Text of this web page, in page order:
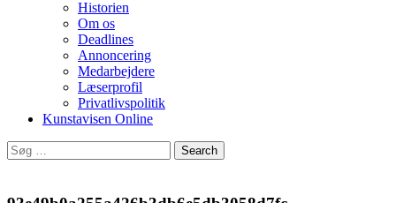
Historien
Om os
Deadlines
Annoncering
Medarbejdere
Læserprofil
Privatlivspolitik
Kunstavisen Online
Search
for: